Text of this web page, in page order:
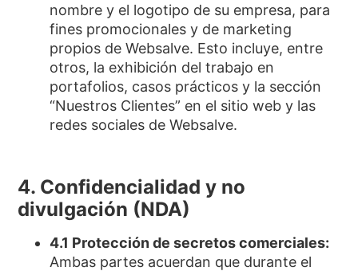
nombre y el logotipo de su empresa, para
fines promocionales y de marketing
propios de Websalve. Esto incluye, entre
otros, la exhibición del trabajo en
portafolios, casos prácticos y la sección
“Nuestros Clientes” en el sitio web y las
redes sociales de Websalve.
4. Confidencialidad y no
divulgación (NDA)
4.1 Protección de secretos comerciales:
Ambas partes acuerdan que durante el